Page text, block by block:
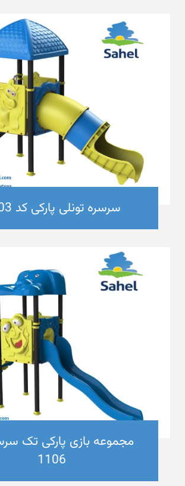
سرسره تونلی پارکی کد 1103
مجموعه بازی پارکی تک سرسره کد